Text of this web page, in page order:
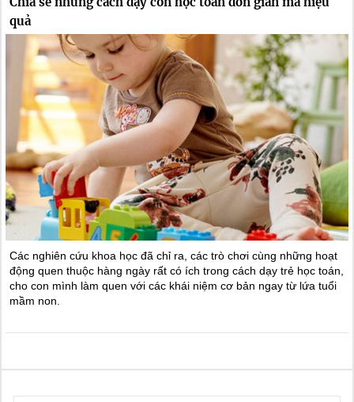
quả
Các nghiên cứu khoa học đã chỉ ra, các trò chơi cùng những hoạt
động quen thuộc hàng ngày rất có ích trong cách dạy trẻ học toán,
cho con mình làm quen với các khái niệm cơ bản ngay từ lứa tuổi
mầm non.